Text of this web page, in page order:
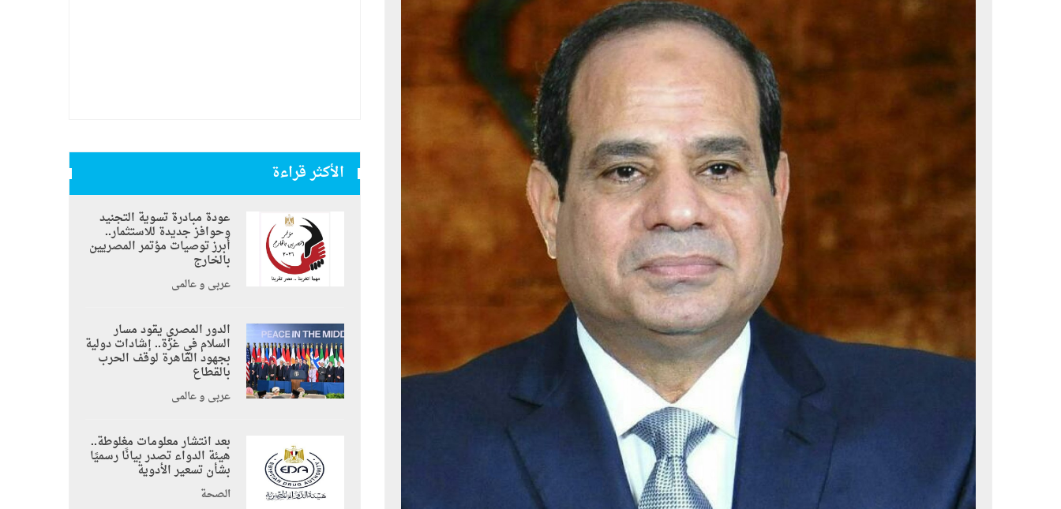
الأكثر قراءة
عودة مبادرة تسوية التجنيد
وحوافز جديدة للاستثمار..
أبرز توصيات مؤتمر المصريين
بالخارج
عربي و عالمي
الدور المصري يقود مسار
السلام في غزة.. إشادات دولية
بجهود القاهرة لوقف الحرب
بالقطاع
عربي و عالمي
بعد انتشار معلومات مغلوطة..
هيئة الدواء تصدر بيانًا رسميًا
بشأن تسعير الأدوية
الصحة